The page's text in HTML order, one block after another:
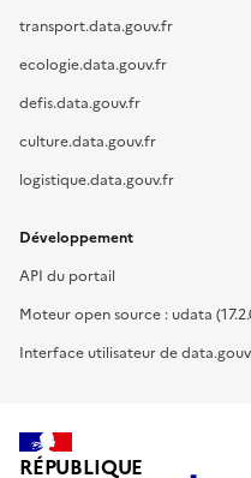
transport.data.gouv.fr
ecologie.data.gouv.fr
defis.data.gouv.fr
culture.data.gouv.fr
logistique.data.gouv.fr
Développement
API du portail
Moteur open source : udata
Interface utilisateur de
RÉPUBLIQUE